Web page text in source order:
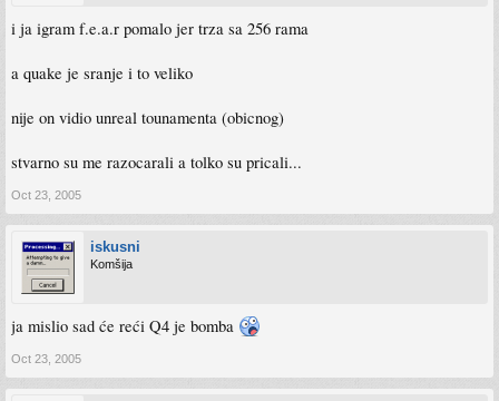
i ja igram f.e.a.r pomalo jer trza sa 256 rama
a quake je sranje i to veliko
nije on vidio unreal tounamenta (obicnog)
stvarno su me razocarali a tolko su pricali...
Oct 23, 2005
iskusni
Komšija
ja mislio sad će reći Q4 je bomba
Oct 23, 2005